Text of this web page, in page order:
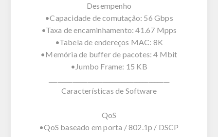
Desempenho
•Capacidade de comutação: 56 Gbps
•Taxa de encaminhamento: 41.67 Mpps
•Tabela de endereços MAC: 8K
•Memória de buffer de pacotes: 4 Mbit
•Jumbo Frame: 15 KB
Características de Software
QoS
•QoS baseado em porta / 802.1p / DSCP